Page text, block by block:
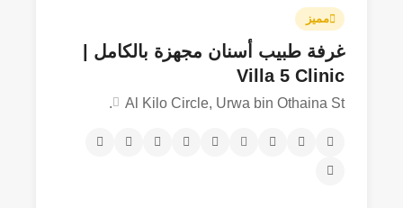
مميز
غرفة طبيب أسنان مجهزة بالكامل |
Villa 5 Clinic
Al Kilo Circle, Urwa bin Othaina St.